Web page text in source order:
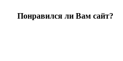
Понравился ли Вам сайт?